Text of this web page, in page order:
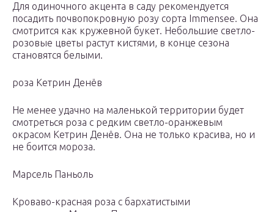
Для одиночного акцента в саду рекомендуется
посадить почвопокровную розу сорта Immensee. Она
смотрится как кружевной букет. Небольшие светло-
розовые цветы растут кистями, в конце сезона
становятся белыми.
роза Кетрин Денёв
Не менее удачно на маленькой территории будет
смотреться роза с редким светло-оранжевым
окрасом Кетрин Денёв. Она не только красива, но и
не боится мороза.
Марсель Паньоль
Кроваво-красная роза с бархатистыми